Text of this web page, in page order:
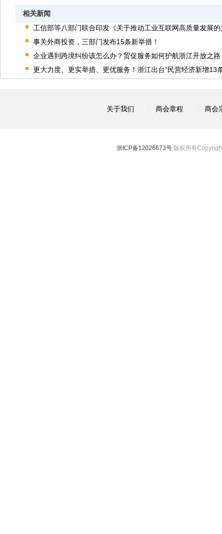
相关新闻
工信部等八部门联合印发《关于推动工业互联网高质量发展
事关外商投资，三部门发布15条新举措！
企业遇到跨境纠纷该怎么办？贸促服务如何护航浙江开放之
更大力度、更实举措、更优服务！浙江出台“民营经济新增13
关于我们 商会章程 商会
浙ICP备12026673号 版权所有